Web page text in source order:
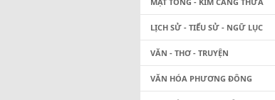
LỊCH SỬ - TIỂU SỬ - NGỮ LỤC
VĂN - THƠ - TRUYỆN
VĂN HÓA PHƯƠNG ĐÔNG